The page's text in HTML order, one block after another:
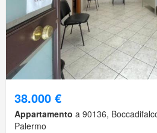
38.000 €
Appartamento a 90136,
Palermo